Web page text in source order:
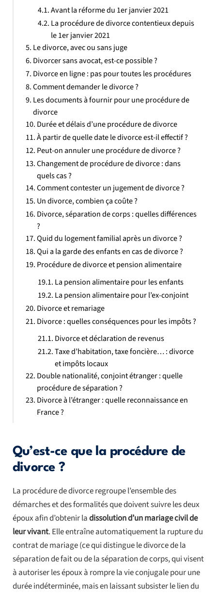
Qu’est-ce que la procédure de
divorce ?
La procédure de divorce regroupe l’ensemble des
démarches et des formalités que doivent suivre les deux
époux afin d’obtenir ladissolution d’un mariage civil de
leur vivant. Elle entraîne automatiquement la rupture du
contrat de mariage (ce qui distingue le divorce de la
séparation de fait ou de la séparation de corps, qui visent
à autoriser les époux à rompre la vie conjugale pour une
durée indéterminée, mais en laissant subsister le lien du
Avant la réforme du 1er janvier 2021
La procédure de divorce contentieux depuis
le 1er janvier 2021
Le divorce, avec ou sans juge
Divorcer sans avocat, est-ce possible ?
Divorce en ligne : pas pour toutes les procédures
Comment demander le divorce ?
Les documents à fournir pour une procédure de
divorce
Durée et délais d’une procédure de divorce
À partir de quelle date le divorce est-il effectif ?
Peut-on annuler une procédure de divorce ?
Changement de procédure de divorce : dans
quels cas ?
Comment contester un jugement de divorce ?
Un divorce, combien ça coûte ?
Divorce, séparation de corps : quelles différences
?
Quid du logement familial après un divorce ?
Qui a la garde des enfants en cas de divorce ?
Procédure de divorce et pension alimentaire
La pension alimentaire pour les enfants
La pension alimentaire pour l’ex-conjoint
Divorce et remariage
Divorce : quelles conséquences pour les impôts ?
Divorce et déclaration de revenus
Taxe d’habitation, taxe foncière… : divorce
et impôts locaux
Double nationalité, conjoint étranger : quelle
procédure de séparation ?
Divorce à l’étranger : quelle reconnaissance en
France ?